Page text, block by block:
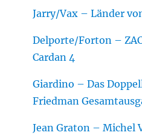
Jarry/Vax – Länder
Delporte/Forton –
Cardan 4
Giardino – Das
Friedman
Jean Graton – Michel